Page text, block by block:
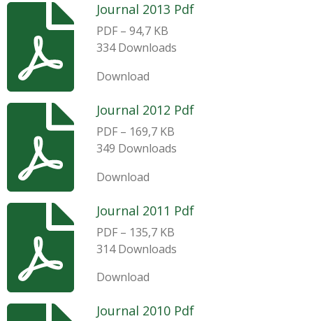
Journal 2013 Pdf
PDF – 94,7 KB
334 Downloads
Download
Journal 2012 Pdf
PDF – 169,7 KB
349 Downloads
Download
Journal 2011 Pdf
PDF – 135,7 KB
314 Downloads
Download
Journal 2010 Pdf